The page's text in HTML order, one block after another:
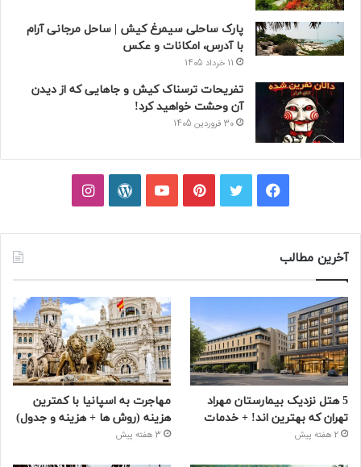
پارک ساحلی سیمرغ کیش | ساحل مرجانی آرام
با آدرس، امکانات و عکس
11 خرداد 1405
تفریحات ترسناک کیش و جاهایی که از دیدن
آن وحشت خواهید کرد!
30 فروردین 1405
فیسبوکتوییترپینتریستیوتیوبوردپرساینستاگرام
آخرین مطالب
5 هتل نزدیک بیمارستان مهراد
تهران که بهترین‌ اند! + خدمات
2 هفته پیش
مهاجرت به اسپانیا با کمترین
هزینه (روش ها + هزینه و جدول)
3 هفته پیش